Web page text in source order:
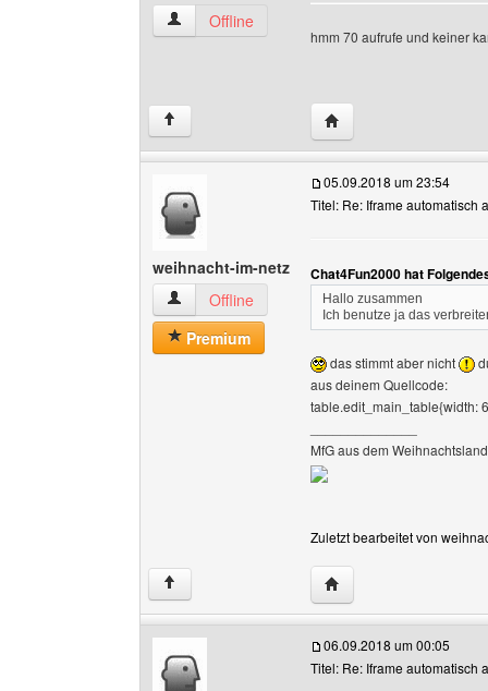
Chat4Fun2000 Benutzer-Profile anzeigen
Offline
hmm 70 aufrufe und keiner
↑ Website dieses
weihnacht-im-netz
weihnacht-im-netz Benutzer-Profile anzeigen
Offline
Premium
05.09.2018 um 23:54
Titel: Re: Iframe automatisch
Chat4Fun2000 hat
Hallo zusammen
Ich benutze ja das
das stimmt aber nicht
aus deinem Quellcode:
table.edit_main_table{width:
MfG aus dem Weihnachtsland
Zuletzt bearbeitet von
↑ Website dieses
06.09.2018 um 00:05
Titel: Re: Iframe automatisch